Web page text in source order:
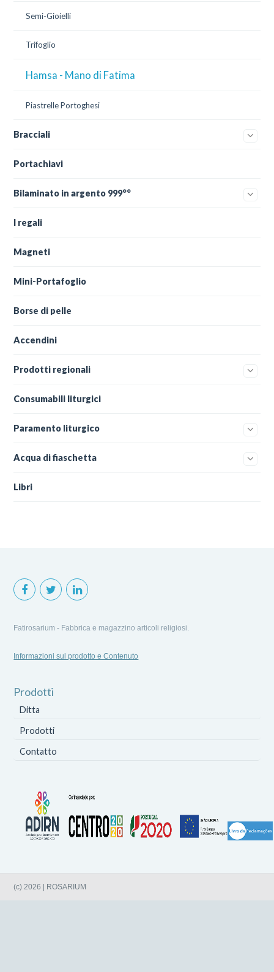
Semi-Gioielli
Trifoglio
Hamsa - Mano di Fatima
Piastrelle Portoghesi
Bracciali
Portachiavi
Bilaminato in argento 999°°
I regali
Magneti
Mini-Portafoglio
Borse di pelle
Accendini
Prodotti regionali
Consumabili liturgici
Paramento liturgico
Acqua di fiaschetta
Libri
Fatirosarium - Fabbrica e magazzino articoli religiosi.
Informazioni sul prodotto e Contenuto
Prodotti
Ditta
Prodotti
Contatto
(c) 2026 | ROSARIUM